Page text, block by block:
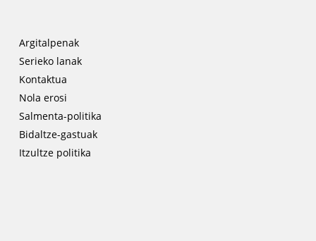
Argitalpenak
Serieko lanak
Kontaktua
Nola erosi
Salmenta-politika
Bidaltze-gastuak
Itzultze politika